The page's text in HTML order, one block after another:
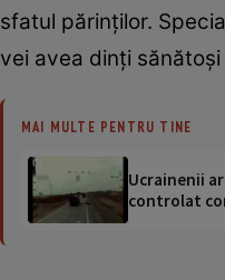
sfatul părinţilor.
vei avea dinţi
MAI MULTE PENTRU TINE
Ucrainenii
controlat